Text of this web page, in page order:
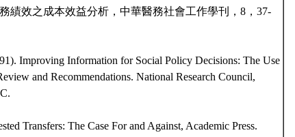
績效之成本效益分析，中華醫務社會工作學刊，8，37-
Improving Information for Social Policy Decisions: The Use
and Recommendations. National Research Council,
Transfers: The Case For and Against, Academic Press.